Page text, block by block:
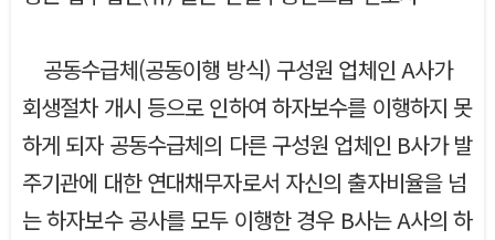
공동수급체(공동이행 방식) 구성원 업체인 A사가
회생절차 개시 등으로 인하여 하자보수를 이행하지 못
하게 되자 공동수급체의 다른 구성원 업체인 B사가 발
주기관에 대한 연대채무자로서 자신의 출자비율을 넘
는 하자보수 공사를 모두 이행한 경우 B사는 A사의 하